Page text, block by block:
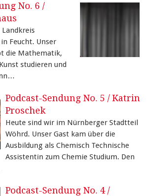
No. 6 /
Feucht. Unser
die Mathematik,
studieren und
Podcast-Sendung No. 5 / Katrin
Proschek
Heute sind wir im Nürnberger Stadtteil
Wöhrd. Unser Gast kam über die
Ausbildung als Chemisch Technische
Assistentin zum Chemie Studium. Den
Podcast-Sendung No. 4 /